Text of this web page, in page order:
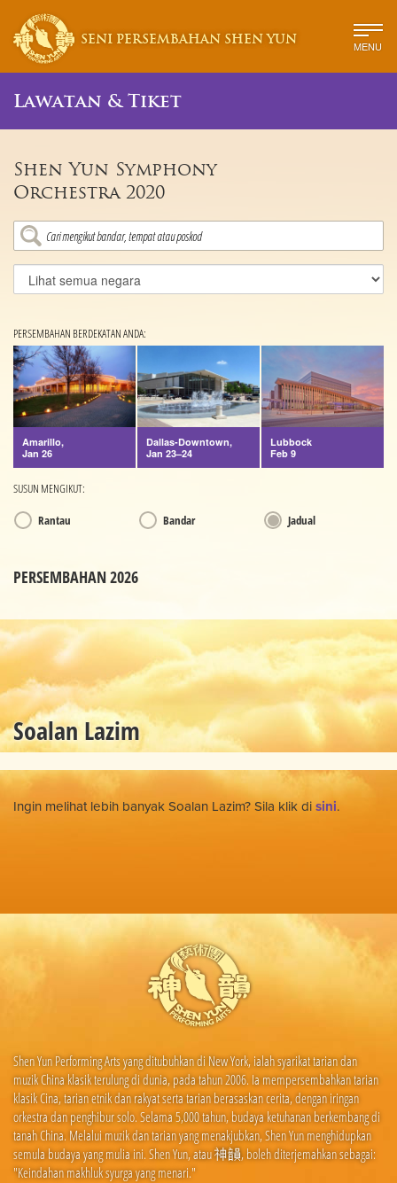
SENI PERSEMBAHAN SHEN YUN MENU
Lawatan & Tiket
Shen Yun Symphony
Orchestra 2020
PERSEMBAHAN BERDEKATAN ANDA:
Amarillo,
Jan 26
Dallas-Downtown,
Jan 23–24
Lubbock
Feb 9
SUSUN MENGIKUT:
Rantau
Bandar Jadual
PERSEMBAHAN 2026
Soalan Lazim
Ingin melihat lebih banyak Soalan Lazim? Sila klik disini.
Shen Yun Performing Arts yang ditubuhkan di New York, ialah syarikat tarian dan
muzik China klasik terulung di dunia, pada tahun 2006. Ia mempersembahkan tarian
klasik Cina, tarian etnik dan rakyat serta tarian berasaskan cerita, dengan iringan
orkestra dan penghibur solo. Selama 5,000 tahun, budaya ketuhanan berkembang di
tanah China. Melalui muzik dan tarian yang menakjubkan, Shen Yun menghidupkan
semula budaya yang mulia ini. Shen Yun, atau 神韻, boleh diterjemahkan sebagai:
"Keindahan makhluk syurga yang menari."